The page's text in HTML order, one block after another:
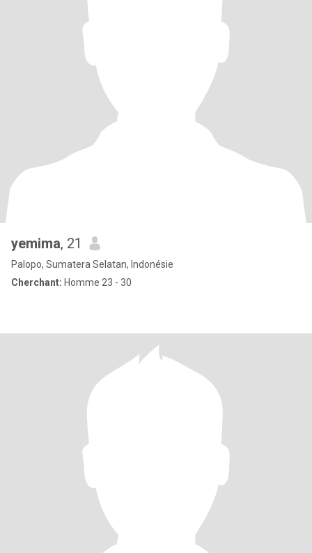
yemima, 21
Palopo, Sumatera Selatan, Indonésie
Cherchant: Homme 23 - 30